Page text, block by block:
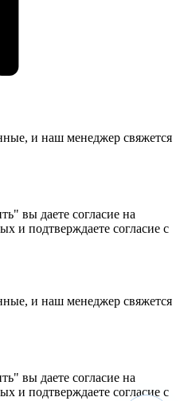
и наш менеджер свяжется
вы даете согласие на
и подтверждаете согласие с
и наш менеджер свяжется
вы даете согласие на
и подтверждаете согласие с